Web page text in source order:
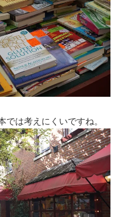
は考えにくいですね。